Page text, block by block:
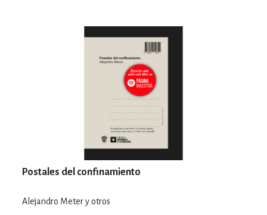
Postales del confinamiento
Alejandro Meter y otros